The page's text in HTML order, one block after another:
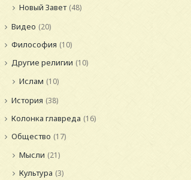
Новый Завет (48)
Видео (20)
Философия (10)
Другие религии (10)
Ислам (10)
История (38)
Колонка главреда (16)
Общество (17)
Мысли (21)
Культура (3)